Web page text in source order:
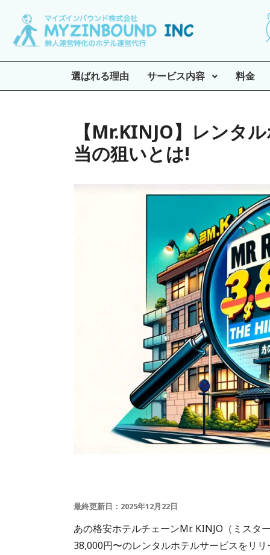
選ばれる理由 サービス内容 料金
【Mr.KINJO】レンタ
当の狙いとは!
最終更新日：2025年12月22日
あの格安ホテルチェーンMr. KINJO（ミスタ
38,000円〜のレンタルホテルサービスをリ